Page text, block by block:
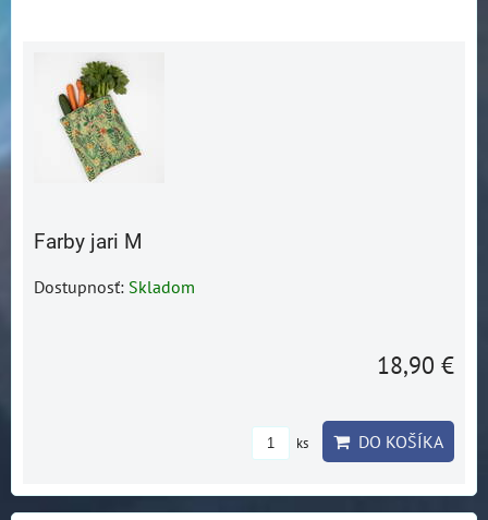
Farby jari M
Dostupnosť: Skladom
18,90 €
ks DO KOŠÍKA